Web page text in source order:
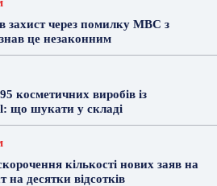
захист через помилку МВС з
це незаконним
косметичних виробів із
що шукати у складі
кількості нових заяв на
на десятки відсотків